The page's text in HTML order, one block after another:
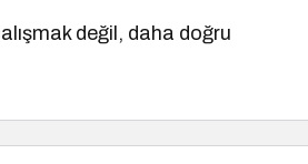
değil, daha doğru